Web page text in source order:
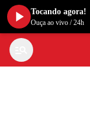
Tocando agora!
Ouça ao vivo /24h